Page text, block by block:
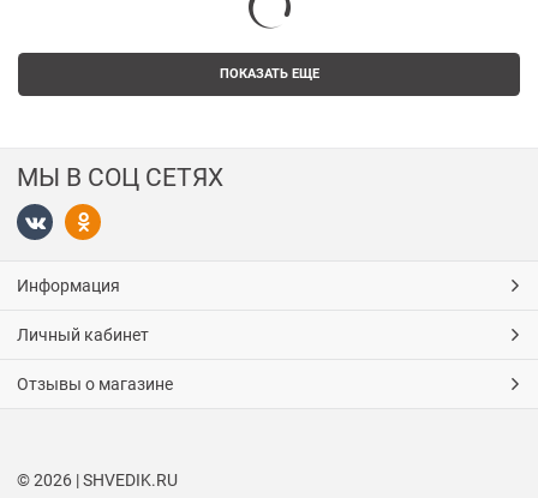
ПОКАЗАТЬ ЕЩЕ
МЫ В СОЦ СЕТЯХ
Информация
Личный кабинет
Отзывы о магазине
© 2026 | SHVEDIK.RU